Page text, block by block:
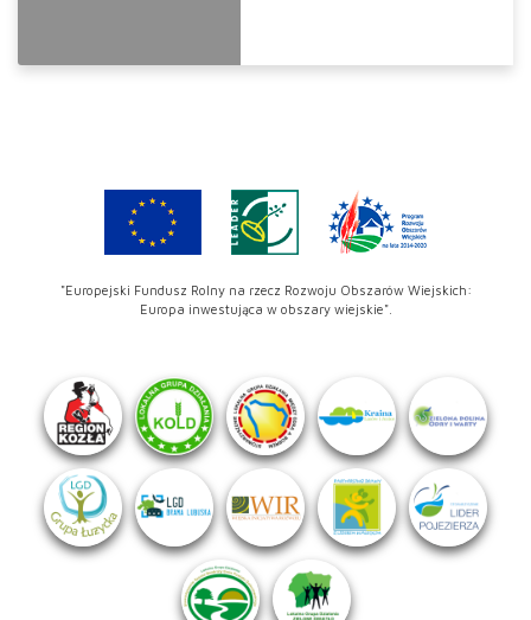
"Europejski Fundusz Rolny na rzecz Rozwoju Obszarów Wiejskich:
Europa inwestująca w obszary wiejskie".